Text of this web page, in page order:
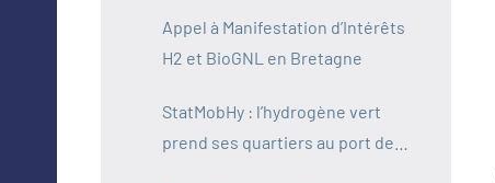
Appel à Manifestation d’Intérêts
H2 et BioGNL en Bretagne
StatMobHy : l’hydrogène vert
prend ses quartiers au port de